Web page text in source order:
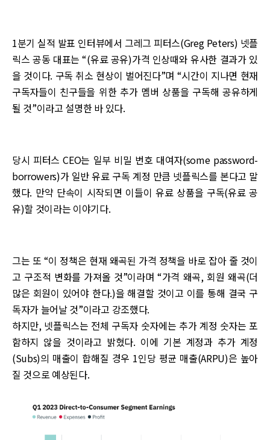
1분기 실적 발표 인터뷰에서 그레그 피터스(Greg Peters) 넷플
릭스 공동 대표는 “(유료 공유)가격 인상때와 유사한 결과가 있
을 것이다. 구독 취소 현상이 벌어진다”며 “시간이 지나면 현재
구독자들이 친구들을 위한 추가 멤버 상품을 구독해 공유하게
될 것”이라고 설명한 바 있다.
당시 피터스 CEO는 일부 비밀 번호 대여자(some password-
borrowers)가 일반 유료 구독 계정 만큼 넷플릭스를 본다고 말
했다. 만약 단속이 시작되면 이들이 유료 상품을 구독(유료 공
유)할 것이라는 이야기다.
그는 또 “이 정책은 현재 왜곡된 가격 정책을 바로 잡아 줄 것이
고 구조적 변화를 가져올 것”이라며 “가격 왜곡, 회원 왜곡(더
많은 회원이 있어야 한다.)을 해결할 것이고 이를 통해 결국 구
독자가 늘어날 것”이라고 강조했다.
하지만, 넷플릭스는 전체 구독자 숫자에는 추가 계정 숫자는 포
함하지 않을 것이라고 밝혔다. 이에 기본 계정과 추가 계정
(Subs)의 매출이 합해질 경우 1인당 평균 매출(ARPU)은 높아
질 것으로 예상된다.